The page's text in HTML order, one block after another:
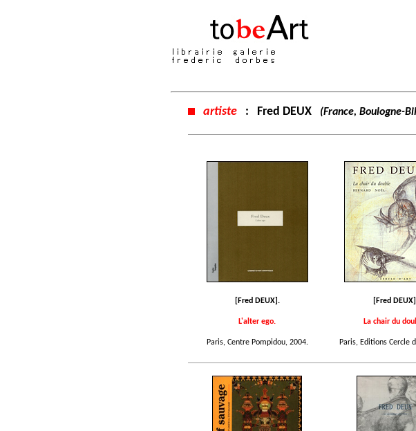
artiste : Fred DEUX (France, Boulogne-
[Fred DEUX].
L'alter ego.
Paris, Centre Pompidou, 2004.
[Fred
La chair du
Paris, Editions Cercle